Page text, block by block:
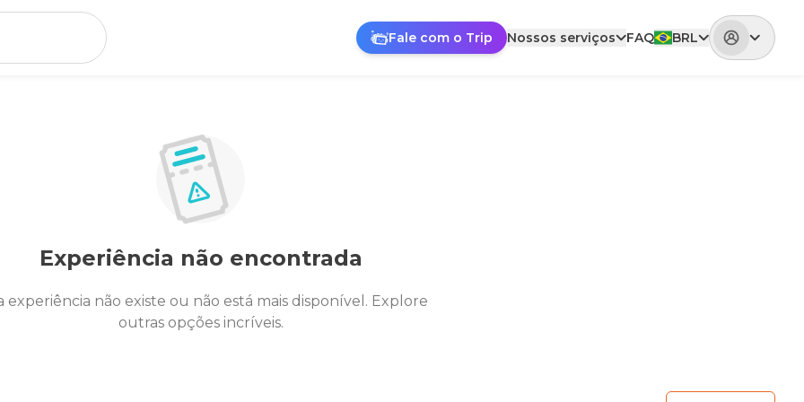
Fale com o Trip Nossos serviços FAQ BRL
Experiência não encontrada
experiência não existe ou não está mais disponível. Explore
outras opções incríveis.